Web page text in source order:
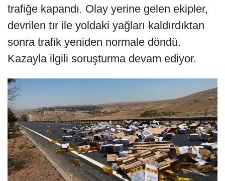
trafiğe kapandı. Olay yerine gelen ekipler,
devrilen tır ile yoldaki yağları kaldırdıktan
sonra trafik yeniden normale döndü.
Kazayla ilgili soruşturma devam ediyor.